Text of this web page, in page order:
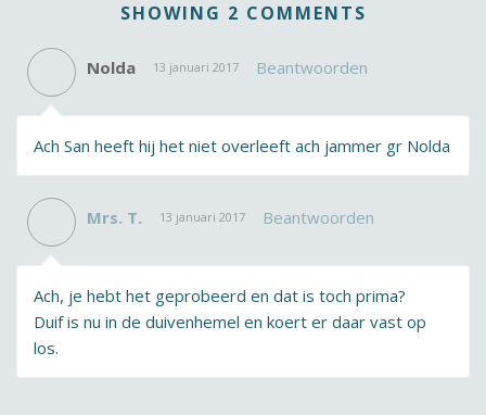
SHOWING 2 COMMENTS
Nolda 13 januari 2017 Beantwoorden
Ach San heeft hij het niet overleeft ach jammer gr Nolda
Mrs. T. 13 januari 2017 Beantwoorden
Ach, je hebt het geprobeerd en dat is toch prima?
Duif is nu in de duivenhemel en koert er daar vast op
los.